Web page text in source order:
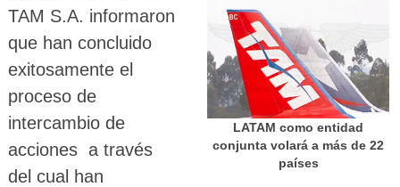
LATAM como entidad
conjunta volará a más de 22
países
TAM S.A. informaron
que han concluido
exitosamente el
proceso de
intercambio de
acciones a través
del cual han